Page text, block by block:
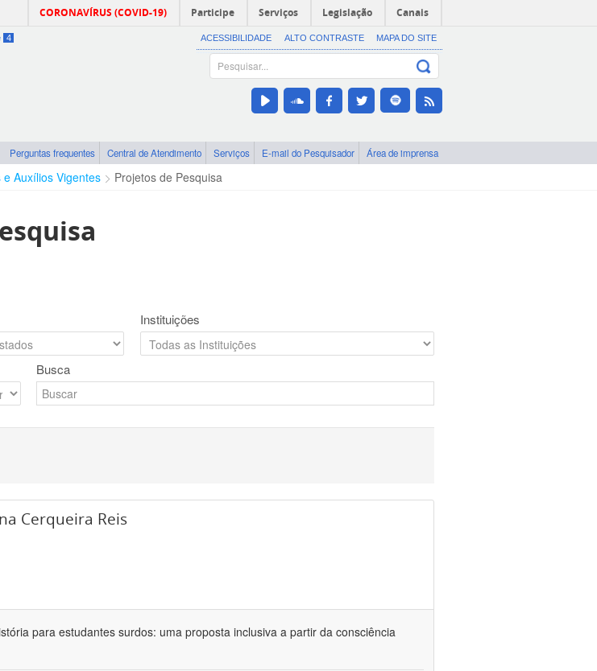
CORONAVÍRUS (COVID-19) Participe Serviços Legislação Canais
4 ACESSIBILIDADE ALTO CONTRASTE MAPA DO SITE
Perguntas frequentes Central de Atendimento Serviços E-mail do Pesquisador Área de imprensa
e Auxílios Vigentes Projetos de Pesquisa
Instituições
Busca
Cerqueira Reis
para estudantes surdos: uma proposta inclusiva a partir da consciência